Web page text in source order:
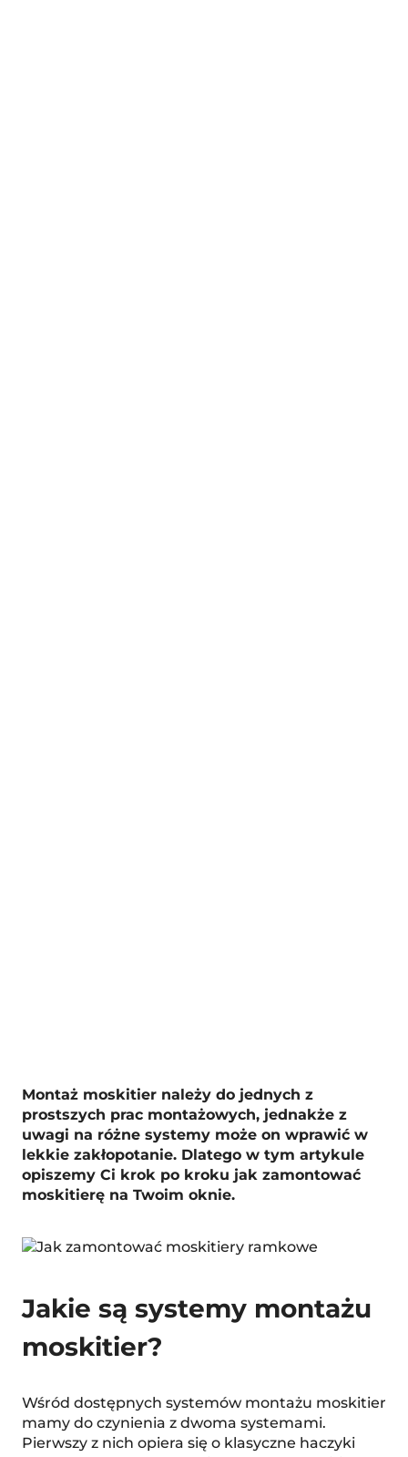
Montaż moskitier należy do jednych z
prostszych prac montażowych, jednakże z
uwagi na różne systemy może on wprawić w
lekkie zakłopotanie. Dlatego w tym artykule
opiszemy Ci krok po kroku jak zamontować
moskitierę na Twoim oknie.
Jakie są systemy montażu
moskitier?
Wśród dostępnych systemów montażu moskitier
mamy do czynienia z dwoma systemami.
Pierwszy z nich opiera się o klasyczne haczyki